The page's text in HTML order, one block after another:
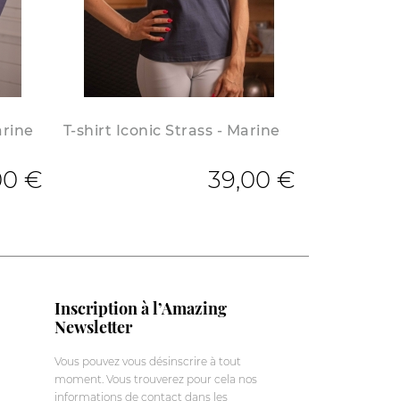
€
T-shirt Iconic Strass - Marine
39,00 €
Inscription à l’Amazing
Newsletter
Vous pouvez vous désinscrire à tout
moment. Vous trouverez pour cela nos
informations de contact dans les